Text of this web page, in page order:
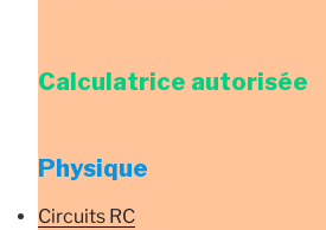
Calculatrice autorisée
Physique
Circuits RC